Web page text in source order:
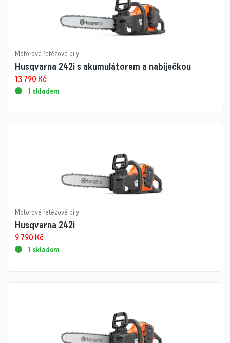
Motorové řetězové pily
Husqvarna 242i s akumulátorem a nabíječkou
13 790 Kč
1 skladem
Motorové řetězové pily
Husqvarna 242i
9 790 Kč
1 skladem